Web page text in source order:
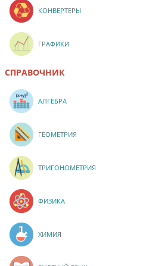
КОНВЕРТЕРЫ
ГРАФИКИ
СПРАВОЧНИК
АЛГЕБРА
ГЕОМЕТРИЯ
ТРИГОНОМЕТРИЯ
ФИЗИКА
ХИМИЯ